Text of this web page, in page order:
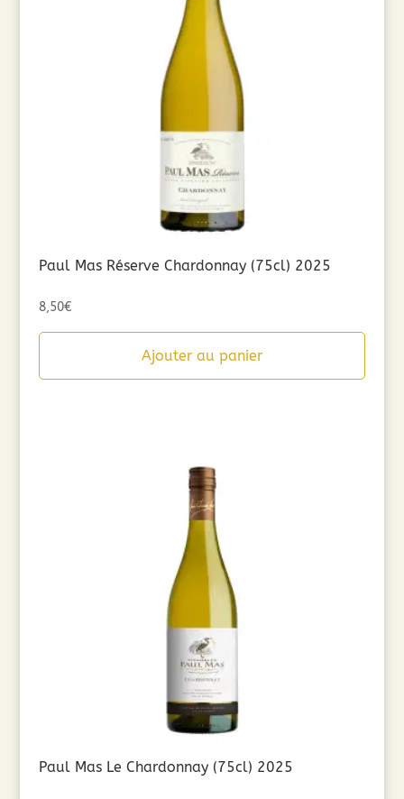
Paul Mas Réserve Chardonnay (75cl) 2025
8,50€
Ajouter au panier
Paul Mas Le Chardonnay (75cl) 2025